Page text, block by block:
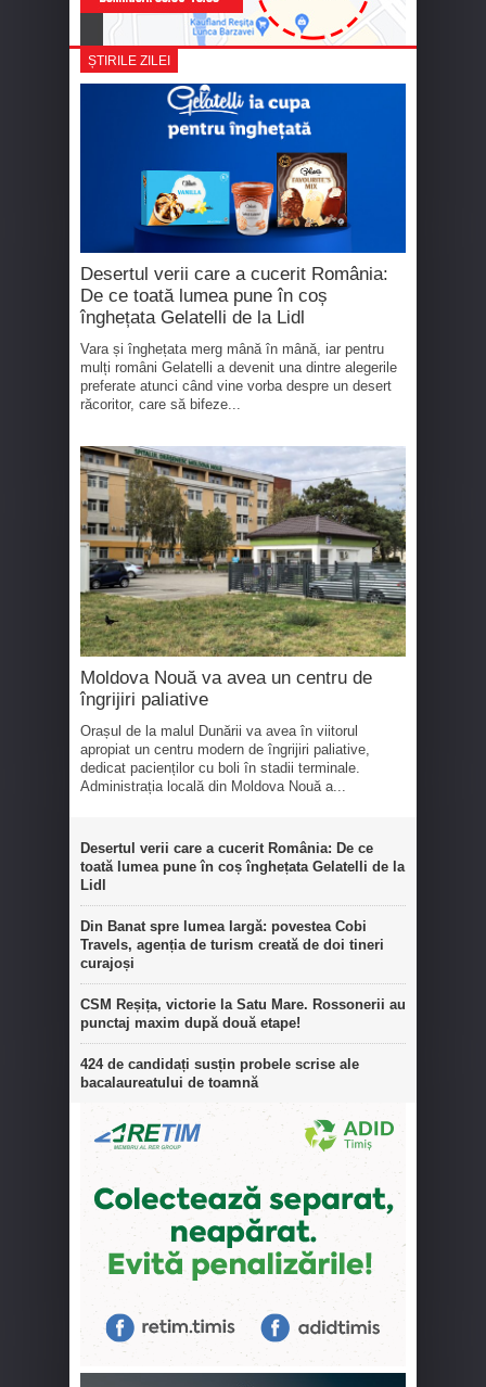
ȘTIRILE ZILEI
Desertul verii care a cucerit România:
De ce toată lumea pune în coș
înghețata Gelatelli de la Lidl
Vara și înghețata merg mână în mână, iar pentru
mulți români Gelatelli a devenit una dintre alegerile
preferate atunci când vine vorba despre un desert
răcoritor, care să bifeze...
Moldova Nouă va avea un centru de
îngrijiri paliative
Orașul de la malul Dunării va avea în viitorul
apropiat un centru modern de îngrijiri paliative,
dedicat pacienților cu boli în stadii terminale.
Administrația locală din Moldova Nouă a...
Desertul verii care a cucerit România: De ce
toată lumea pune în coș înghețata Gelatelli de la
Lidl
Din Banat spre lumea largă: povestea Cobi
Travels, agenția de turism creată de doi tineri
curajoși
CSM Reșița, victorie la Satu Mare. Rossonerii au
punctaj maxim după două etape!
424 de candidați susțin probele scrise ale
bacalaureatului de toamnă